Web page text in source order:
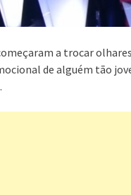
a trocar
de alguém tão